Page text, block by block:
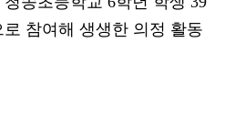
참여해 생생한 의정 활동